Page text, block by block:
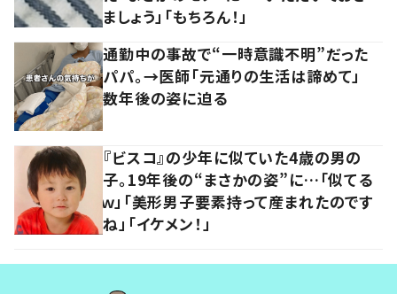
ましょう」「もちろん！」
通勤中の事故で“一時意識不明”だった
パパ。→医師「元通りの生活は諦めて」
数年後の姿に迫る
『ビスコ』の少年に似ていた4歳の男の
子。19年後の“まさかの姿”に…「似てる
ｗ」「美形男子要素持って産まれたのです
ね」「イケメン！」